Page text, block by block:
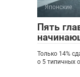
Японские
Пять
Только 14%
о 5 типичных